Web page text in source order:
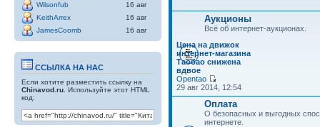
Wilsonfub
16 авг
KeithArrex
16 авг
JamesCoomb
16 авг
ССЫЛКА НА НАС
Если хотите разместить ссылку на
Chinavod.ru . Используйте этот HTML
код:
Аукционы
Всё об интернет-аукционах.
Цена на движок
интернет-магазина
Таобао снижена
вдвое
Opentao
29 авг 2014, 12:54
Оплата
О безопасных и выгодных
интернете.